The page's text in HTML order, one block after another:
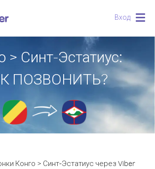
Вход
> Синт-Эстатиус:
ПОЗВОНИТЬ?
Конго > Синт-Эстатиус через Viber